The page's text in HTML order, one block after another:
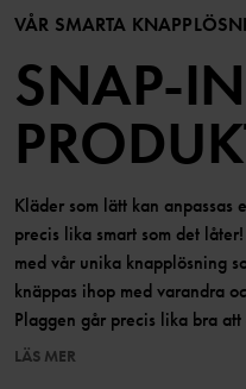
VÅR SMARTA
SNAP-IN
Kläder som lätt kan
precis lika smart som det
med vår unika knapplösning
knäppas ihop med varandra
Plaggen går precis lika bra
LÄS MER